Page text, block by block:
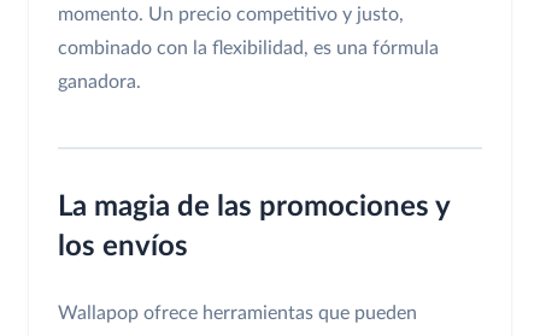
momento. Un precio competitivo y justo,
combinado con la flexibilidad, es una fórmula
ganadora.
La magia de las promociones y
los envíos
Wallapop ofrece herramientas que pueden